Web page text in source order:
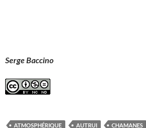
Serge Baccino
ATMOSPHÉRIQUE AUTRUI CHAMANES